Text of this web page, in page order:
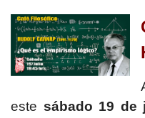
este sábado 19 de